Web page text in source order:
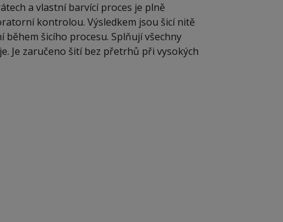
a vlastní barvící proces je plně
kontrolou. Výsledkem jsou šicí nitě
šicího procesu. Splňují všechny
Je zaručeno šití bez přetrhů při vysokých